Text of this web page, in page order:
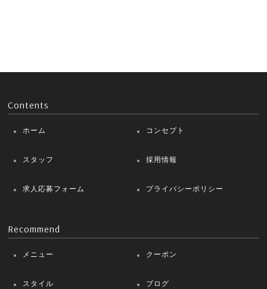
Contents
ホーム コンセプト
スタッフ 採用情報
求人応募フォーム プライバシーポリシー
Recommend
メニュー クーポン
スタイル ブログ